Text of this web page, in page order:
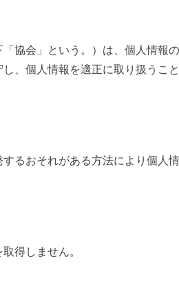
協会」という。）は、個人情報
、個人情報を適正に取り扱うこ
るおそれがある方法により個人
得しません。